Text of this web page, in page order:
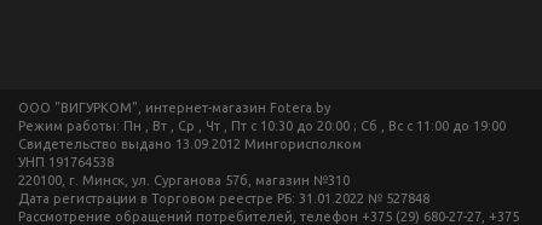
ООО "ВИГУРКОМ", интернет-магазин Fotera.by
Режим работы: Пн , Вт , Ср , Чт , Пт c 10:30 до 20:00 ; Сб , Вс c 11:00 до 19:00
Свидетельство выдано 13.09.2012 Мингорисполком
УНП 191764538
220100, г. Минск, ул. Сурганова 57б, магазин №310
Дата регистрации в Торговом реестре РБ: 31.01.2022 № 527848
Рассмотрение обращений потребителей, телефон +375 (29) 680-27-27, +375